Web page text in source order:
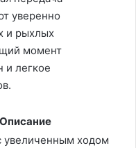
уверенно
и рыхлых
момент
и легкое
Описание
увеличенным ходом